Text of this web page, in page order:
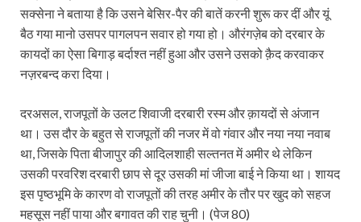
सक्सेना ने बताया है कि उसने बेसिर-पैर की बातें करनी शुरू कर दीं और यूं
बैठ गया मानो उसपर पागलपन सवार हो गया हो। औरंगज़ेब को दरबार के
कायदों का ऐसा बिगाड़ बर्दाश्त नहीं हुआ और उसने उसको क़ैद करवाकर
नज़रबन्द करा दिया।
दरअसल, राजपूतों के उलट शिवाजी दरबारी रस्म और क़ायदों से अंजान
था। उस दौर के बहुत से राजपूतों की नजर में वो गंवार और नया नया नवाब
था, जिसके पिता बीजापुर की आदिलशाही सल्तनत में अमीर थे लेकिन
उसकी परवरिश दरबारी छाप से दूर उसकी मां जीजा बाई ने किया था। शायद
इस पृष्ठभूमि के कारण वो राजपूतों की तरह अमीर के तौर पर खुद को सहज
महसूस नहीं पाया और बगावत की राह चुनी। (पेज 80)